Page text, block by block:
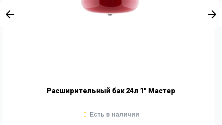
Расширительный бак 24л 1" Мастер
Есть в наличии